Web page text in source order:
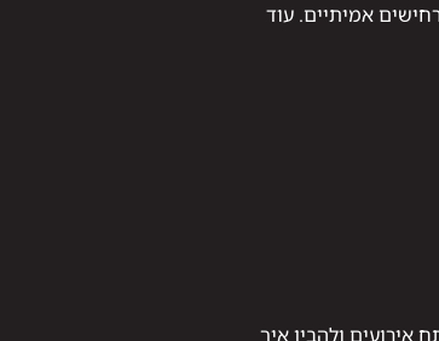
אמיתיים. עוד
ולהבין איך